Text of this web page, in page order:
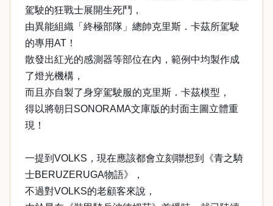
駕駛的狂戰士展開生死鬥，
由異能組織「終極部隊」總帥克里斯．卡茲所駕駛
的專用AT！
散發出紅光的感測器等部位在內，範例中均製作成
了燈光機構，
而且亦自製了身穿駕駛服的克里斯．卡茲模型，
得以將朝日SONORAMA文庫版的封面主圖立體重
現！
一提到VOLKS，現在應該都會立刻聯想到《青之騎
士BERUZERUGA物語》，
不過對VOLKS的老顧客來說，